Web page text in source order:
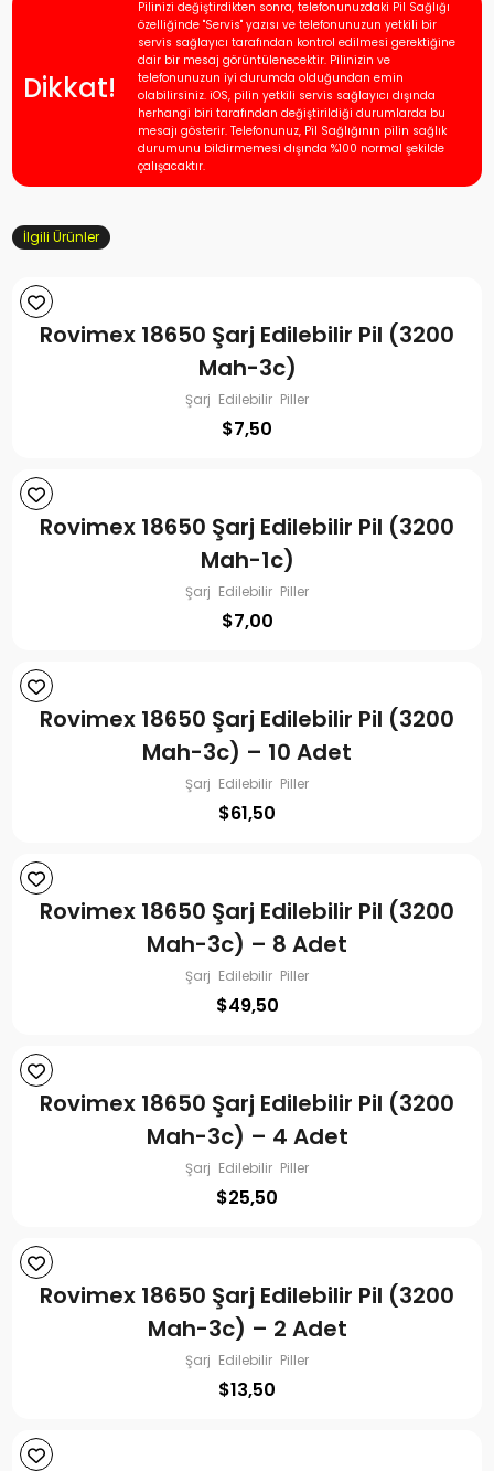
Dikkat!
Pilinizi değiştirdikten sonra, telefonunuzdaki Pil Sağlığı
özelliğinde "Servis" yazısı ve telefonunuzun yetkili bir
servis sağlayıcı tarafından kontrol edilmesi gerektiğine
dair bir mesaj görüntülenecektir. Pilinizin ve
telefonunuzun iyi durumda olduğundan emin
olabilirsiniz. iOS, pilin yetkili servis sağlayıcı dışında
herhangi biri tarafından değiştirildiği durumlarda bu
mesajı gösterir. Telefonunuz, Pil Sağlığının pilin sağlık
durumunu bildirmemesi dışında %100 normal şekilde
çalışacaktır.
İlgili Ürünler
Rovimex 18650 Şarj Edilebilir Pil (3200
Mah-3c)
Şarj Edilebilir Piller
$7,50
Rovimex 18650 Şarj Edilebilir Pil (3200
Mah-1c)
Şarj Edilebilir Piller
$7,00
Rovimex 18650 Şarj Edilebilir Pil (3200
Mah-3c) – 10 Adet
Şarj Edilebilir Piller
$61,50
Rovimex 18650 Şarj Edilebilir Pil (3200
Mah-3c) – 8 Adet
Şarj Edilebilir Piller
$49,50
Rovimex 18650 Şarj Edilebilir Pil (3200
Mah-3c) – 4 Adet
Şarj Edilebilir Piller
$25,50
Rovimex 18650 Şarj Edilebilir Pil (3200
Mah-3c) – 2 Adet
Şarj Edilebilir Piller
$13,50